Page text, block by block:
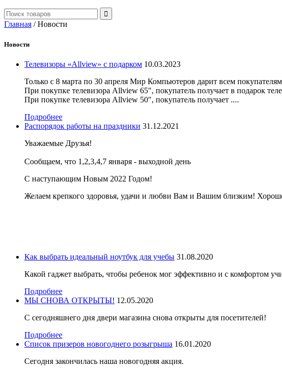
Главная /Новости
Новости
Телевизоры «Allview» с подарком 10.03.2023
Только с 8 марта по 30 апреля Мир Компьютеров дарит всем
При покупке телевизора Allview 65", покупатель получает в подарок
При покупке телевизора Allview 50", покупатель получает ....
Подробнее
Распорядок работы на праздники 31.12.2021
Уважаемые Друзья!
Сообщаем, что 1,2,3,4,7 января - выходной день
С наступающим Новым 2022 Годом!
Желаем крепкого здоровья, удачи и любви Вам и Вашим близким!
Как выбрать идеальный ноутбук для учебы 31.08.2020
Какой гаджет выбрать, чтобы ребенок мог эффективно и с комфортом
Подробнее
МЫ СНОВА ОТКРЫТЫ! 12.05.2020
С сегодняшнего дня двери магазина снова открыты для посетителей!
Подробнее
Список призеров новогоднего розыгрыша 16.01.2020
Сегодня закончилась наша новогодняя акция.